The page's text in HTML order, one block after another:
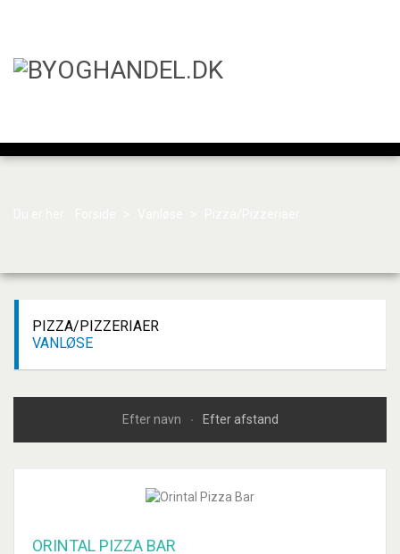
PIZZA/PIZZERIAER
VANLØSE
Efter navn Efter afstand
ORINTAL PIZZA BAR